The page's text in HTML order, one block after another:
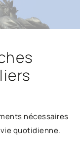
nécessaires
quotidienne.